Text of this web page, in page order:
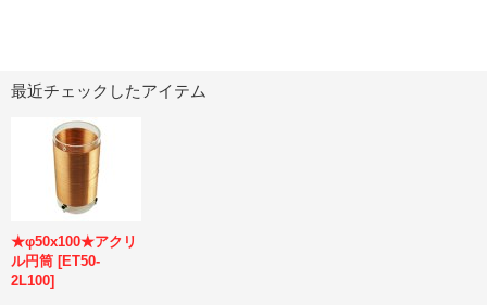
最近チェックしたアイテム
★φ50x100★アクリ
ル円筒 [ET50-
2L100]